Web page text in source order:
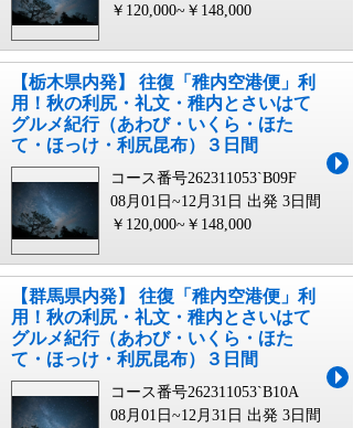
￥120,000~￥148,000
【栃木県内発】 往復「稚内空港便」利
用！秋の利尻・礼文・稚内とさいはて
グルメ紀行（あわび・いくら・ほた
て・ほっけ・利尻昆布）３日間
コース番号262311053`B09F
08月01日~12月31日 出発 3日間
￥120,000~￥148,000
【群馬県内発】 往復「稚内空港便」利
用！秋の利尻・礼文・稚内とさいはて
グルメ紀行（あわび・いくら・ほた
て・ほっけ・利尻昆布）３日間
コース番号262311053`B10A
08月01日~12月31日 出発 3日間